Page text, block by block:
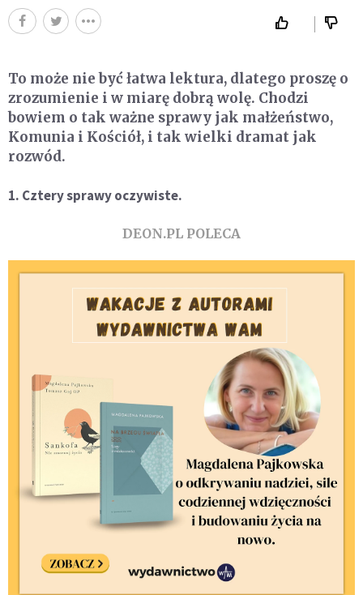
To może nie być łatwa lektura, dlatego proszę o
zrozumienie i w miarę dobrą wolę. Chodzi
bowiem o tak ważne sprawy jak małżeństwo,
Komunia i Kościół, i tak wielki dramat jak
rozwód.
1. Cztery sprawy oczywiste.
DEON.PL POLECA